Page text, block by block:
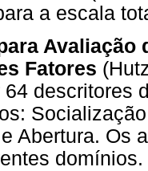
a escala
Avaliação
Fatores
descritores
Abertura. Os
domínios.